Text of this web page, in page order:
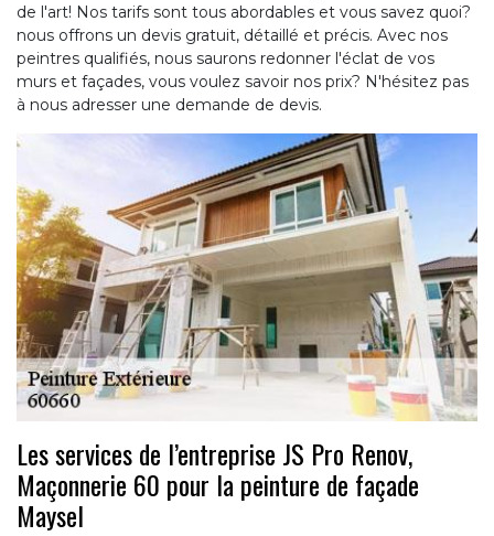
de l'art! Nos tarifs sont tous abordables et vous savez quoi?
nous offrons un devis gratuit, détaillé et précis. Avec nos
peintres qualifiés, nous saurons redonner l'éclat de vos
murs et façades, vous voulez savoir nos prix? N'hésitez pas
à nous adresser une demande de devis.
Les services de l’entreprise JS Pro Renov,
Maçonnerie 60 pour la peinture de façade
Maysel